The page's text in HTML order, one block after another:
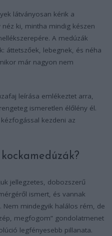
látványosan kérik a
ki, mintha mindig készen
A medúzák
áttetszőek, lebegnek, és néha
már nagyon nem
leírása emlékeztet arra,
ismeretlen élőlény él.
kezdeni az
jellegzetes, dobozszerű
ismert, és vannak
Nem mindegyik halálos rém, de
megfogom” gondolatmenet
legfényesebb pillanata.